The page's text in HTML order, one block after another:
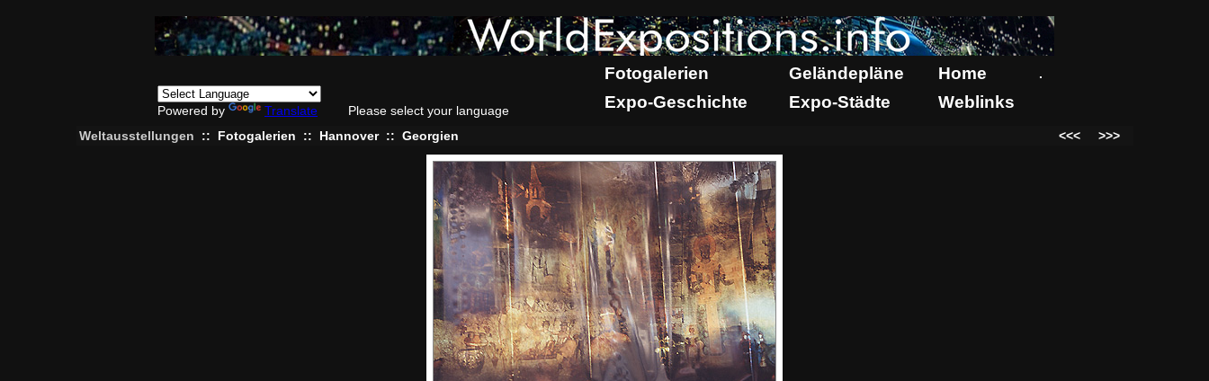
Powered by Translate Please select your language
Fotogalerien Geländepläne Home .
Expo-Geschichte Expo-Städte Weblinks
Weltausstellungen :: Fotogalerien :: Hannover :: Georgien <<< >>>